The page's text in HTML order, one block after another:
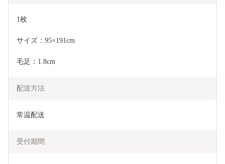
1枚
サイズ：95×191cm
毛足：1.8cm
配送方法
常温配送
受付期間